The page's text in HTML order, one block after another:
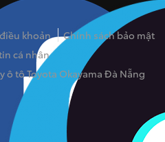
khoản
Chính sách bảo mật
cá nhân
ô tô Toyota Okayama Đà Nẵng